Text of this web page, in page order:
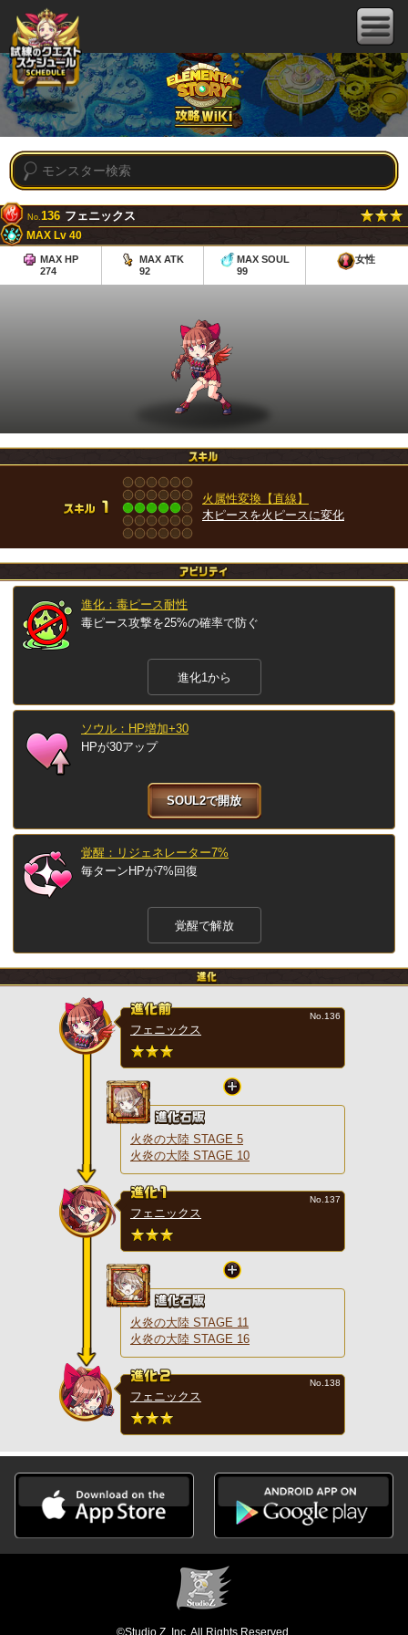
No.136 フェニックス
MAX Lv 40
MAX HP
274
MAX ATK
92
MAX SOUL
99
女性
火属性変換【直線】
木ピースを火ピースに変化
進化：毒ピース耐性
毒ピース攻撃を25%の確率で防ぐ
進化1から
ソウル：HP増加+30
HPが30アップ
SOUL2で開放
覚醒：リジェネレーター7%
毎ターンHPが7%回復
覚醒で解放
フェニックス
No.136
火炎の大陸 STAGE 5
火炎の大陸 STAGE 10
フェニックス
No.137
火炎の大陸 STAGE 11
火炎の大陸 STAGE 16
フェニックス
No.138